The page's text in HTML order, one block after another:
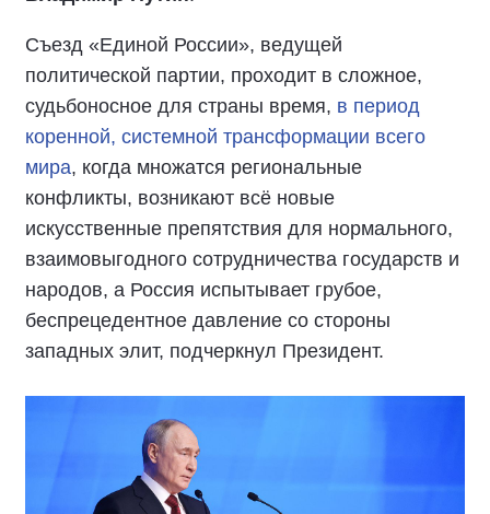
Съезд «Единой России», ведущей
политической партии, проходит в сложное,
судьбоносное для страны время, в период
коренной, системной трансформации всего
мира, когда множатся региональные
конфликты, возникают всё новые
искусственные препятствия для нормального,
взаимовыгодного сотрудничества государств и
народов, а Россия испытывает грубое,
беспрецедентное давление со стороны
западных элит, подчеркнул Президент.